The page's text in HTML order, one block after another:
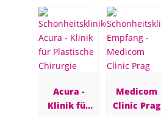
Acura -
Klinik für
Medicom
Clinic Prag